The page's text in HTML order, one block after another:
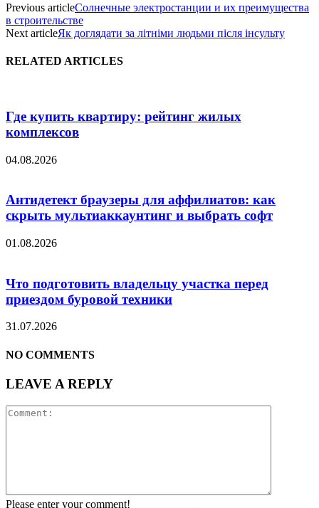
Previous articleСолнечные электростанции и их преимущества
в строительстве
Next articleЯк доглядати за літніми людьми після інсульту
RELATED ARTICLES
Где купить квартиру: рейтинг жилых
комплексов
04.08.2026
Антидетект браузеры для аффилиатов: как
скрыть мультиаккаунтинг и выбрать софт
01.08.2026
Что подготовить владельцу участка перед
приездом буровой техники
31.07.2026
NO COMMENTS
LEAVE A REPLY
Please enter your comment!